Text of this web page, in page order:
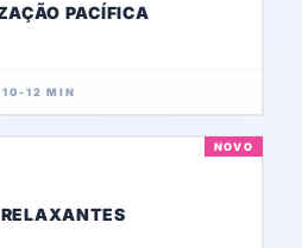
PACÍFICA
10-12 MIN
NOVO